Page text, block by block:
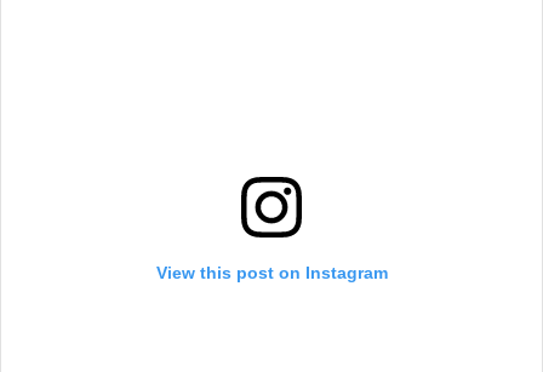
View this post on Instagram